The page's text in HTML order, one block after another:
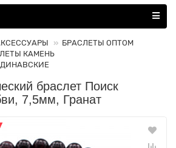
БРАСЛЕТЫ ОПТОМ
КАМЕНЬ
браслет Поиск
7,5мм, Гранат